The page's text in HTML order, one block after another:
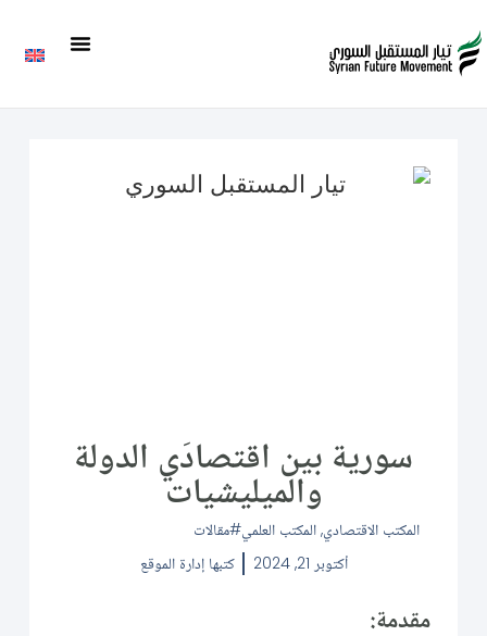
سورية بين اقتصادَي الدولة
والميليشيات
المكتب الاقتصادي, المكتب العلمي مقالات
أكتوبر 21, 2024
كتبها إدارة الموقع
مقدمة: